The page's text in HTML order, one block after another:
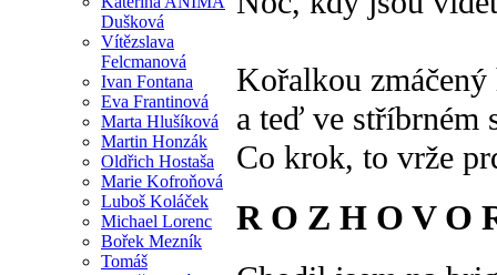
Dušková
Vítězslava
Felcmanová
Ivan Fontana
Eva Frantinová
Marta Hlušíková
Martin Honzák
Oldřich Hostaša
Marie Kofroňová
Luboš Koláček
Michael Lorenc
Bořek Mezník
Tomáš
Kořalkou zmáčený
a teď ve stříbrném
Co krok, to vrže
R O Z H O V O